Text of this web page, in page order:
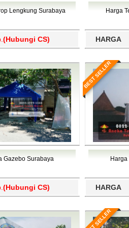
Waropen, Way Kanan,
Lengkung Surabaya
(Hubungi CS)
Harga
HARGA
Gazebo Surabaya
(Hubungi CS)
BEST SELLER
Harga
HARGA